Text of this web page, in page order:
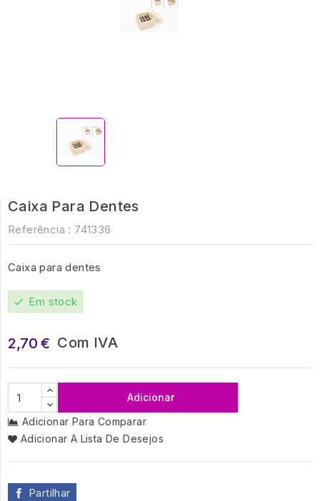
Caixa Para Dentes
Referência : 741336
Caixa para dentes
check Em stock
2,70 € Com IVA
Adicionar
Adicionar Para Comparar
Adicionar A Lista De Desejos
Partilhar